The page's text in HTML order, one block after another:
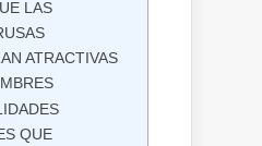
LAS
ATRACTIVAS
QUE